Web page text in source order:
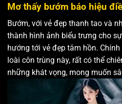
Mơ thấy bướm báo hiệu
Bướm, với vẻ đẹp thanh tao và
thành hình ảnh biểu trưng cho
hướng tới vẻ đẹp tâm hồn.
loài côn trùng này, rất có thể
những khát vọng, mong muốn